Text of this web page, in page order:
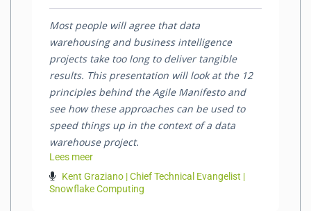
Most people will agree that data
warehousing and business intelligence
projects take too long to deliver tangible
results. This presentation will look at the 12
principles behind the Agile Manifesto and
see how these approaches can be used to
speed things up in the context of a data
warehouse project.
Lees meer
Kent Graziano | Chief Technical Evangelist |
Snowflake Computing